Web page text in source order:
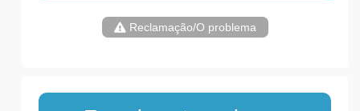
Reclamação/O problema